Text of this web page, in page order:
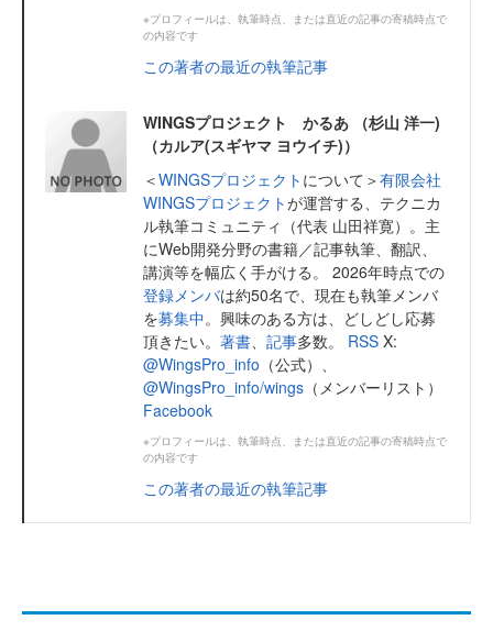
※プロフィールは、執筆時点、または直近の記事の寄稿時点で
の内容です
この著者の最近の執筆記事
WINGSプロジェクト かるあ （杉山 洋一)
（カルア(スギヤマ ヨウイチ)）
＜WINGSプロジェクト について＞有限会社
WINGSプロジェクトが運営する、テクニカ
ル執筆コミュニティ（代表 山田祥寛）。主
にWeb開発分野の書籍／記事執筆、翻訳、
講演等を幅広く手がける。 2026年時点での
登録メンバは約50名で、現在も執筆メンバ
を募集中。興味のある方は、どしどし応募
頂きたい。 著書 記事多数。 RSS X:
@WingsPro_info （公式）、
@WingsPro_info/wings （メンバーリスト）
Facebook
※プロフィールは、執筆時点、または直近の記事の寄稿時点で
の内容です
この著者の最近の執筆記事